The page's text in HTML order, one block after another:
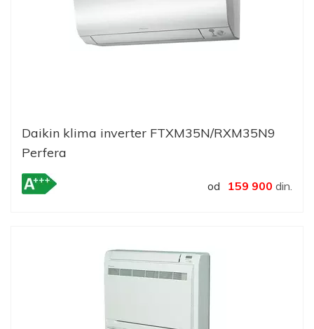
Daikin klima inverter FTXM35N/RXM35N9
Perfera
od 159 900 din.